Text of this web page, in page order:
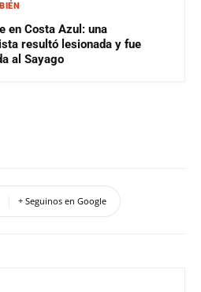
en Costa Azul: una
resultó lesionada y fue
al Sayago
+ Seguinos en Google